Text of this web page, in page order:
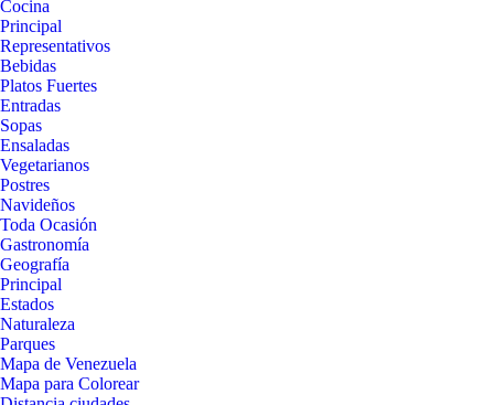
Cocina
Principal
Representativos
Bebidas
Platos Fuertes
Entradas
Sopas
Ensaladas
Vegetarianos
Postres
Navideños
Toda Ocasión
Gastronomía
Geografía
Principal
Estados
Naturaleza
Parques
Mapa de Venezuela
Mapa para Colorear